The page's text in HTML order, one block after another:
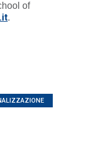
of
.